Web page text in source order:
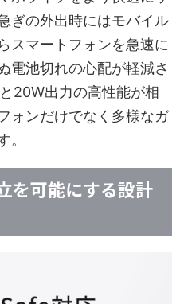
ぎの外出時にはモバイル
スマートフォンを急速に
電池切れの心配が軽減さ
20W出力の高性能が相
ォンだけでなく多様なガ
。
を可能にする設計